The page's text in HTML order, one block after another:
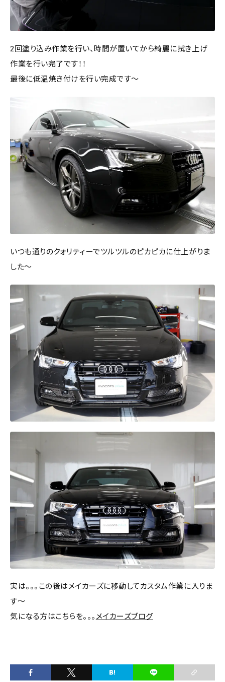
2回塗り込み作業を行い、時間が置いてから綺麗に拭き上げ
作業を行い完了です！！
最後に低温焼き付けを行い完成です～
いつも通りのクォリティーでツルツルのピカピカに仕上がりま
した～
実は。。。この後はメイカーズに移動してカスタム作業に入りま
す～
気になる方はこちらを。。。 メイカーズブログ